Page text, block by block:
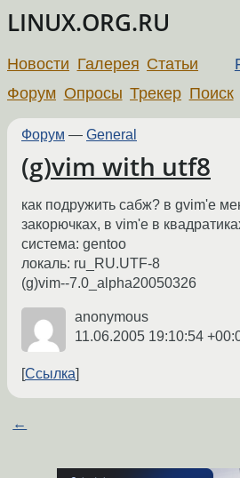
LINUX.ORG.RU
Новости Галерея Статьи
Форум Опросы Трекер Поиск
Форум — General
(g)vim with utf8
как подружить сабж? в gvim'е
закорючках, в vim'e в
система: gentoo
локаль: ru_RU.UTF-8
(g)vim--7.0_alpha20050326
anonymous
11.06.2005 19:10:54
Ссылка
←